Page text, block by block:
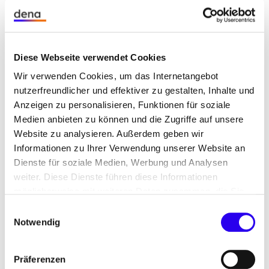
Diese Webseite verwendet Cookies
Wir verwenden Cookies, um das Internetangebot
nutzerfreundlicher und effektiver zu gestalten, Inhalte und
Anzeigen zu personalisieren, Funktionen für soziale
Medien anbieten zu können und die Zugriffe auf unsere
Website zu analysieren. Außerdem geben wir
Informationen zu Ihrer Verwendung unserer Website an
Dienste für soziale Medien, Werbung und Analysen
weiter. Diese Dienste führen diese Informationen
Nutzung der Dienste gesammelt haben.
Notwendig
Präferenzen
Zwei praxisnahe Anwendungsfälle aus dem Use
Case Energie zum Aufbau des Dateninstituts
intelligenten Messsystemen, Verbrauchsdaten von
Haushalten und Windenergieanlagen sowie
Ladevorgänge E-Autos werden nachvollziehbar
bereitgestellt. So konnten reale Datenflüsse
getestet, Zugriffsrechte gesteuert und
Visualisierungen implementiert werden.
Skalierbares Modell für den Datenaustausch der
Zukunft
Zukunft. Im Unterschied zu heutigen,
Ursprungsakteur und werden regelbasiert geteilt.